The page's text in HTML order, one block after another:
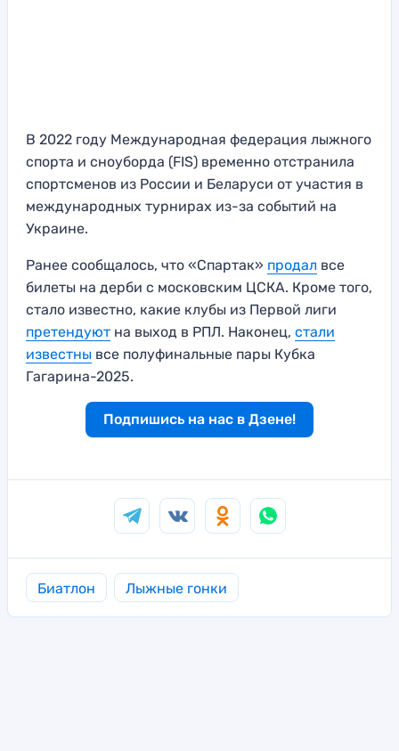
В 2022 году Международная федерация лыжного
спорта и сноуборда (FIS) временно отстранила
спортсменов из России и Беларуси от участия в
международных турнирах из-за событий на
Украине.
Ранее сообщалось, что «Спартак» продал все
билеты на дерби с московским ЦСКА. Кроме того,
стало известно, какие клубы из Первой лиги
претендуют на выход в РПЛ. Наконец, стали
известны все полуфинальные пары Кубка
Гагарина-2025.
Подпишись на нас в Дзене!
Биатлон Лыжные гонки